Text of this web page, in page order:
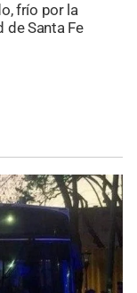
frío por la
de Santa Fe